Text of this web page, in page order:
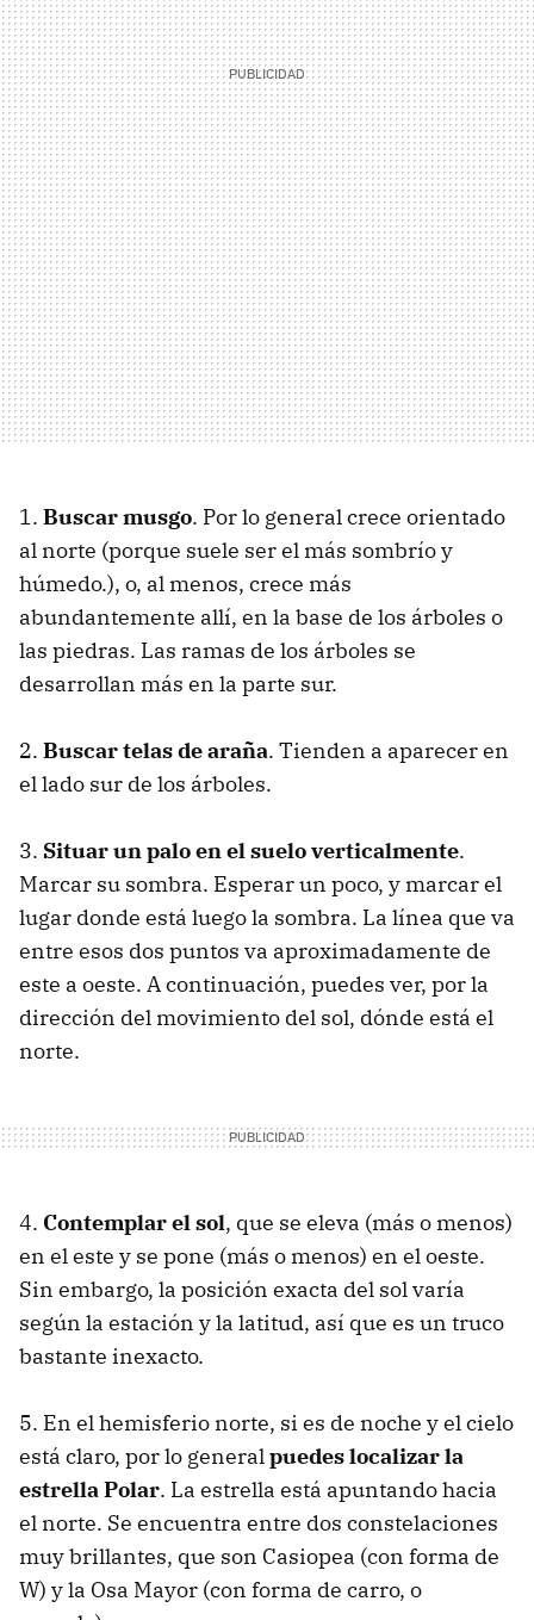
1. Buscar musgo. Por lo general crece orientado
al norte (porque suele ser el más sombrío y
húmedo.), o, al menos, crece más
abundantemente allí, en la base de los árboles o
las piedras. Las ramas de los árboles se
desarrollan más en la parte sur.
2. Buscar telas de araña. Tienden a aparecer en
el lado sur de los árboles.
3. Situar un palo en el suelo verticalmente.
Marcar su sombra. Esperar un poco, y marcar el
lugar donde está luego la sombra. La línea que va
entre esos dos puntos va aproximadamente de
este a oeste. A continuación, puedes ver, por la
dirección del movimiento del sol, dónde está el
norte.
4. Contemplar el sol, que se eleva (más o menos)
en el este y se pone (más o menos) en el oeste.
Sin embargo, la posición exacta del sol varía
según la estación y la latitud, así que es un truco
bastante inexacto.
5. En el hemisferio norte, si es de noche y el cielo
está claro, por lo generalpuedes localizar la
estrella Polar. La estrella está apuntando hacia
el norte. Se encuentra entre dos constelaciones
muy brillantes, que son Casiopea (con forma de
W) y la Osa Mayor (con forma de carro, o